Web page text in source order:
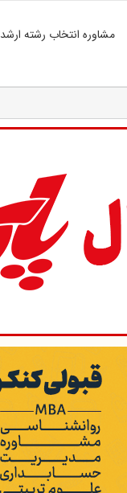
مشاوره انتخاب رشته ارشد